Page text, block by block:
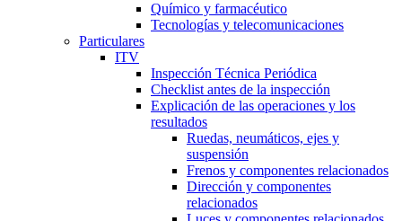
Químico y farmacéutico
Tecnologías y telecomunicaciones
Particulares
ITV
Inspección Técnica Periódica
Checklist antes de la inspección
Explicación de las operaciones y los
resultados
Ruedas, neumáticos, ejes y
suspensión
Frenos y componentes relacionados
Dirección y componentes
relacionados